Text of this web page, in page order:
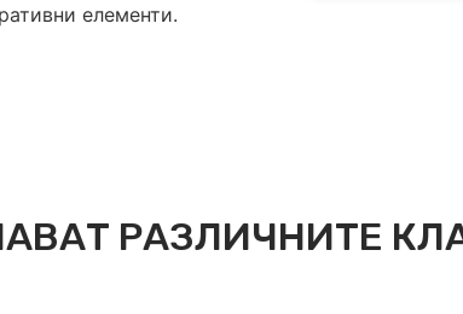
елементи.
РАЗЛИЧНИТЕ